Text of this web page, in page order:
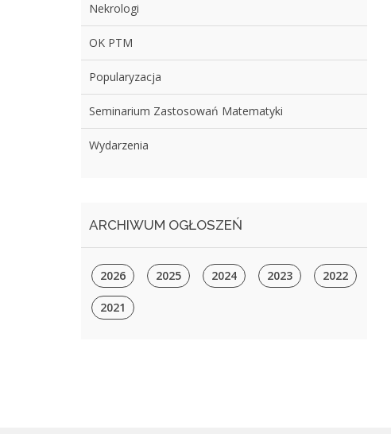
Nekrologi
OK PTM
Popularyzacja
Seminarium Zastosowań Matematyki
Wydarzenia
ARCHIWUM OGŁOSZEŃ
2026 2025 2024 2023 2022
2021